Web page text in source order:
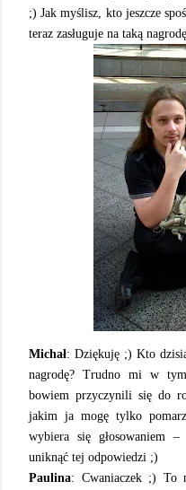
;) Jak myślisz, kto jeszcze
teraz zasługuje na taką
Michał: Dziękuję ;) Kto
nagrodę? Trudno mi w
bowiem przyczynili się do
jakim ja mogę tylko
wybiera się głosowaniem
uniknąć tej odpowiedzi ;)
Paulina: Cwaniaczek ;) To